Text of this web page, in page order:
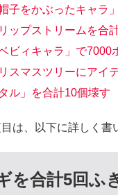
帽子をかぶったキャラ
ップストリームを合
ベビィキャラ」で7000
スマスツリーにアイ
タル」を合計10個壊す
は、以下に詳しく書
を合計5回ふ